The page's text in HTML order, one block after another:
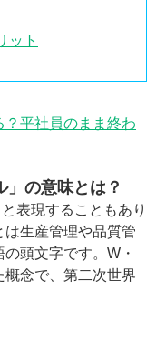
ット
？平社員のまま終わ
」の意味とは？
表現することもあり
は生産管理や品質管
頭文字です。W・
念で、第二次世界